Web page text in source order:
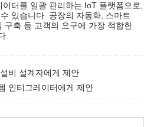
터를 일괄 관리하는 IoT 플랫폼으로,
있습니다. 공장의 자동화, 스마트
구축 등 고객의 요구에 가장 적합한
.
설비 설계자에게 제안
인티그레이터에게 제안